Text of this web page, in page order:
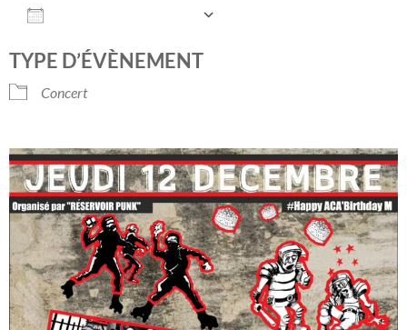
TYPE D’ÉVÈNEMENT
Concert